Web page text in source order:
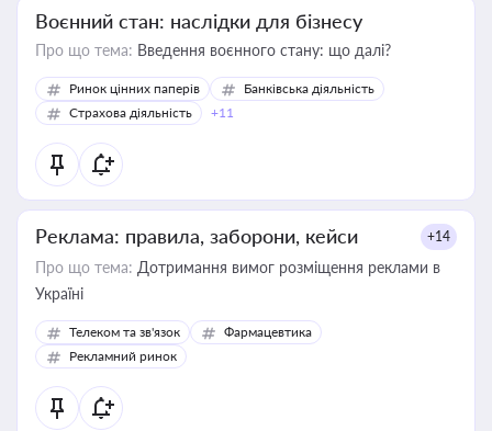
Воєнний стан: наслідки для бізнесу
Про що тема: Введення воєнного стану: що далі?
Ринок цінних паперів
Банківська діяльність
Страхова діяльність
+11
Реклама: правила, заборони, кейси +14
Про що тема: Дотримання вимог розміщення реклами в
Україні
Телеком та зв'язок
Фармацевтика
Рекламний ринок